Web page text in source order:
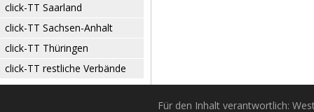
click-TT Saarland
click-TT Sachsen-Anhalt
click-TT Thüringen
click-TT restliche Verbände
Für den Inhalt verantwortlich: